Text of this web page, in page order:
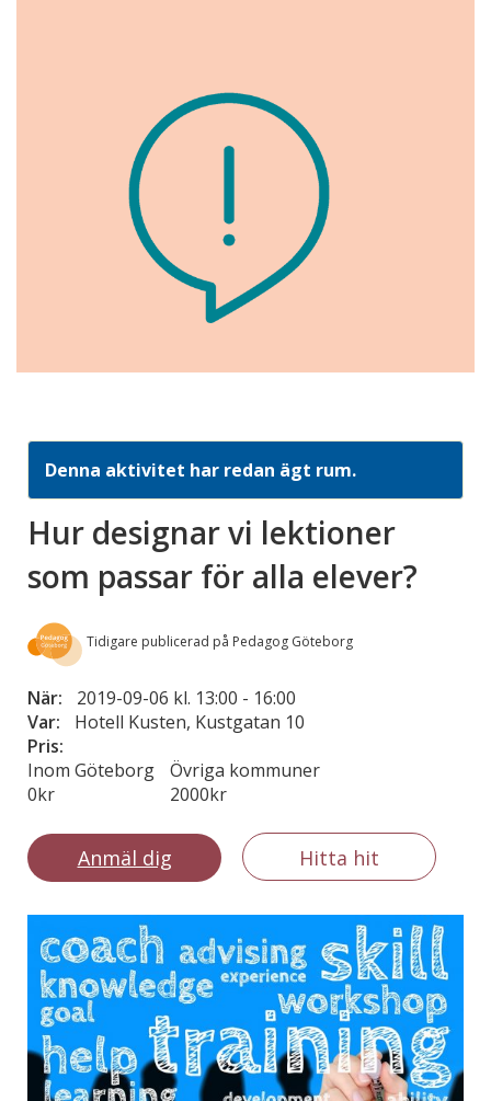
Denna aktivitet har redan ägt rum.
Hur designar vi lektioner
som passar för alla elever?
Tidigare publicerad på Pedagog Göteborg
När: 2019-09-06 kl. 13:00 - 16:00
Var:
Hotell Kusten, Kustgatan 10
Pris:
Inom Göteborg
0kr
Övriga kommuner
2000kr
Anmäl dig Hitta hit